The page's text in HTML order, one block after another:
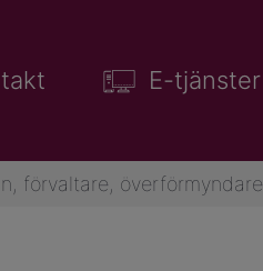
E-tjänster
förvaltare, överförmyndare